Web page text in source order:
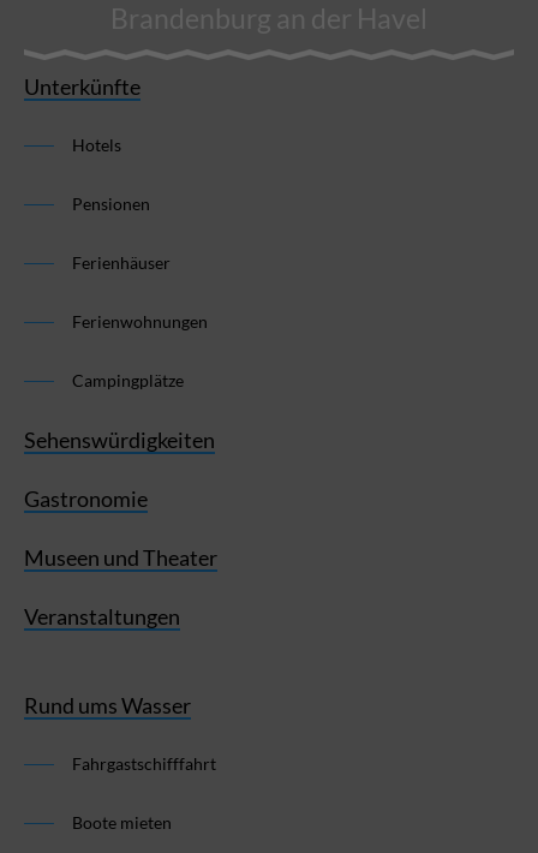
Brandenburg an der Havel
Unterkünfte
Hotels
Pensionen
Ferienhäuser
Ferienwohnungen
Campingplätze
Sehenswürdigkeiten
Gastronomie
Museen und Theater
Veranstaltungen
Rund ums Wasser
Fahrgastschifffahrt
Boote mieten